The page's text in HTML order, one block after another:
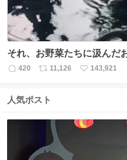
それ、お野菜たちに汲んだ
返
数
420
リ
ス
11,126
い
143,921
人気ポスト